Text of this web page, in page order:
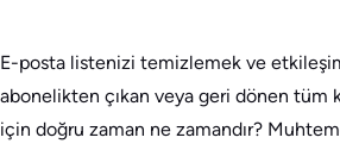
E-posta listenizi temizlemek ve
abonelikten çıkan veya geri dönen tüm
için doğru zaman ne zamandır?